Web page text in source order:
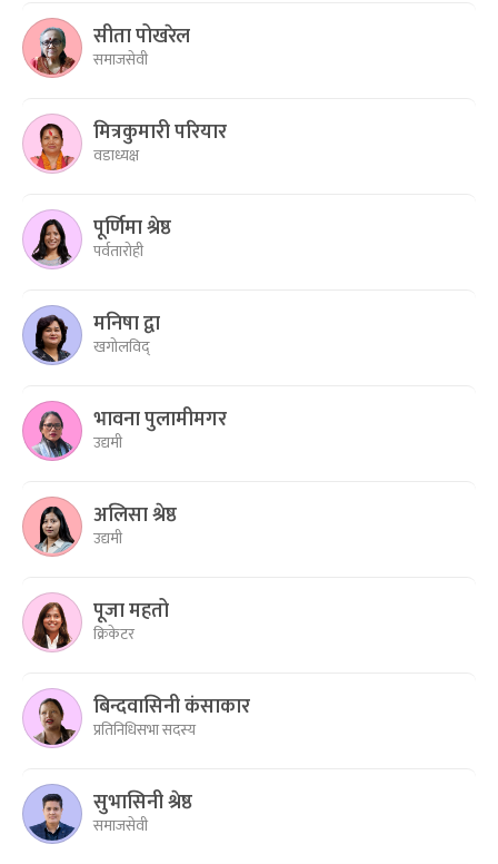
सीता पोखरेल
समाजसेवी
मित्रकुमारी परियार
वडाध्यक्ष
पूर्णिमा श्रेष्ठ
पर्वतारोही
मनिषा द्वा
खगोलविद्
भावना पुलामीमगर
उद्यमी
अलिसा श्रेष्ठ
उद्यमी
पूजा महतो
क्रिकेटर
बिन्दवासिनी कंसाकार
प्रतिनिधिसभा सदस्य
सुभासिनी श्रेष्ठ
समाजसेवी